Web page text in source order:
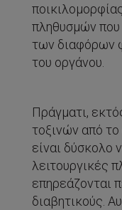
πληθυσμών που
των διαφόρων
του οργάνου.
Πράγματι,
τοξινών από το
είναι δύσκολο
λειτουργικές
επηρεάζονται
διαβητικούς.